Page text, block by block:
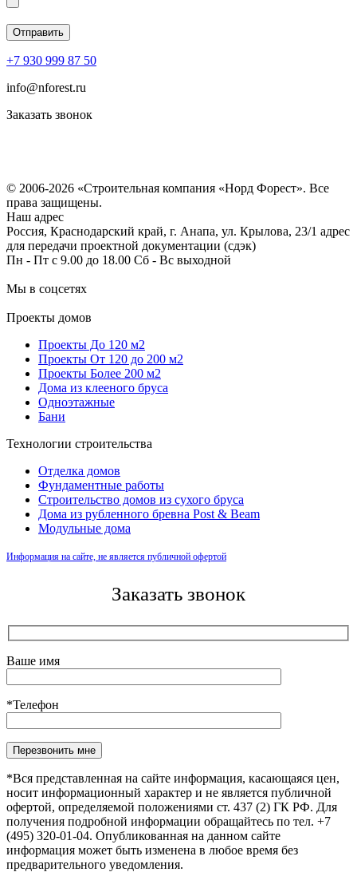
+7 930 999 87 50
info@nforest.ru
Заказать звонок
© 2006-2026 «Строительная компания «Норд Форест». Все
права защищены.
Наш адрес
Россия, Краснодарский край, г. Анапа, ул. Крылова, 23/1 адрес
для передачи проектной документации (сдэк)
Пн - Пт с 9.00 до 18.00 Сб - Вс выходной
Мы в соцсетях
Проекты домов
Проекты До 120 м2
Проекты От 120 до 200 м2
Проекты Более 200 м2
Дома из клееного бруса
Одноэтажные
Бани
Технологии строительства
Отделка домов
Фундаментные работы
Строительство домов из сухого бруса
Дома из рубленного бревна Post & Beam
Модульные дома
Информация на сайте, не является публичной офертой
Заказать звонок
Ваше имя
*Телефон
Оставьте это поле пустым.
*Вся представленная на сайте информация, касающаяся цен,
носит информационный характер и не является публичной
офертой, определяемой положениями ст. 437 (2) ГК РФ. Для
получения подробной информации обращайтесь по тел. +7
(495) 320-01-04. Опубликованная на данном сайте
информация может быть изменена в любое время без
предварительного уведомления.